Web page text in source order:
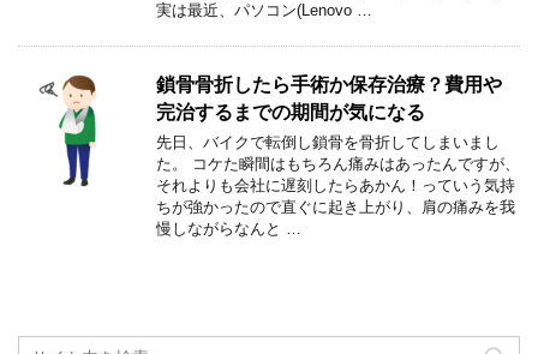
実は最近、パソコン(Lenovo …
鎖骨骨折したら手術か保存治療？費用や
完治するまでの期間が気になる
先日、バイクで転倒し鎖骨を骨折してしまいまし
た。 コケた瞬間はもちろん痛みはあったんですが、
それよりも会社に遅刻したらあかん！っていう気持
ちが強かったので直ぐに起き上がり、肩の痛みを我
慢しながらなんと …